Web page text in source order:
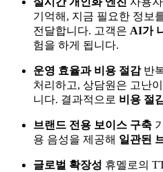
기억해, 지금 필요한 정보
전달합니다. 고객은 AI가
험을 하게 됩니다.
운영 효율과 비용 절감반
처리하고, 상담원은 고난
니다. 결과적으로 비용 절
브랜드 전용 보이스 구축
용 음성을 제공해 일관된
글로벌 확장성 휴멜로의